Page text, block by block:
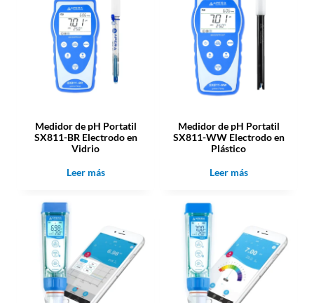
Medidor de pH Portatil
SX811-BR Electrodo en
Vidrio
Leer más
Medidor de pH Portatil
SX811-WW Electrodo en
Plástico
Leer más